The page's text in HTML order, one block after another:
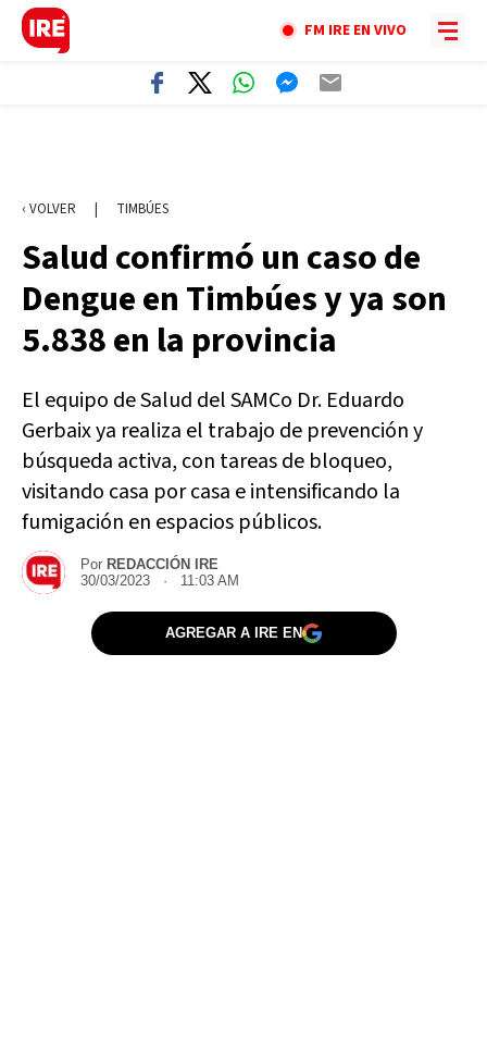
FM IRE EN VIVO
‹ VOLVER | TIMBÚES
Salud confirmó un caso de
Dengue en Timbúes y ya son
5.838 en la provincia
El equipo de Salud del SAMCo Dr. Eduardo
Gerbaix ya realiza el trabajo de prevención y
búsqueda activa, con tareas de bloqueo,
visitando casa por casa e intensificando la
fumigación en espacios públicos.
Por REDACCIÓN IRE
30/03/2023 · 11:03 AM
AGREGAR A IRE EN